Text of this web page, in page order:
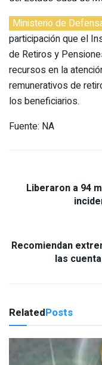
Ministerio de
participación que el
de Retiros y
recursos en la
remunerativos de
los beneficiarios.
Fuente: NA
Liberaron a 94
Recomiendan
las
RelatedPosts